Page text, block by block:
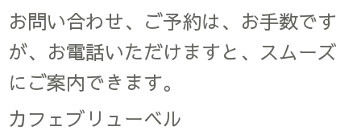
お問い合わせ、ご予約は、お手数です
が、お電話いただけますと、スムーズ
にご案内できます。
カフェブリューベル